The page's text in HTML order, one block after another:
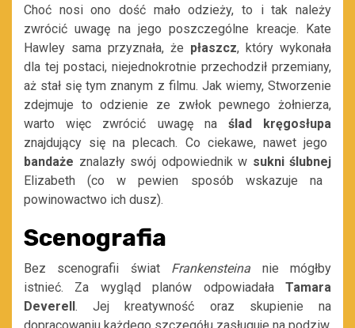
Choć nosi ono dość mało odzieży, to i tak należy
zwrócić uwagę na jego poszczególne kreacje. Kate
Hawley sama przyznała, że płaszcz, który wykonała
dla tej postaci, niejednokrotnie przechodził przemiany,
aż stał się tym znanym z filmu. Jak wiemy, Stworzenie
zdejmuje to odzienie ze zwłok pewnego żołnierza,
warto więc zwrócić uwagę na ślad kręgosłupa
znajdujący się na plecach. Co ciekawe, nawet jego
bandaże znalazły swój odpowiednik w sukni ślubnej
Elizabeth (co w pewien sposób wskazuje na
powinowactwo ich dusz).
Scenografia
Bez scenografii światFrankensteina nie mógłby
istnieć. Za wygląd planów odpowiadała Tamara
Deverell . Jej kreatywność oraz skupienie na